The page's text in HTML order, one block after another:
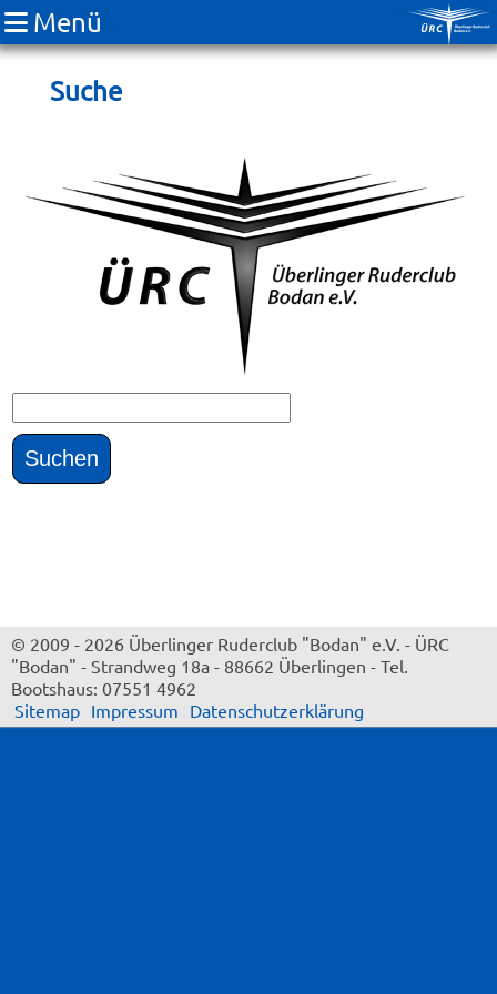
Suche
Menü
Suchen
© 2009 - 2026 Überlinger Ruderclub "Bodan" e.V. - ÜRC
"Bodan" - Strandweg 18a - 88662 Überlingen - Tel.
Bootshaus: 07551 4962
Sitemap Impressum Datenschutzerklärung